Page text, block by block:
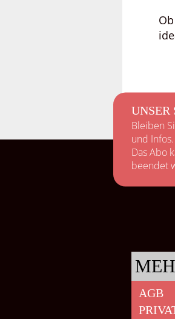
UNSER
Bleiben
und Infos.
Das Abo
beendet
AGB